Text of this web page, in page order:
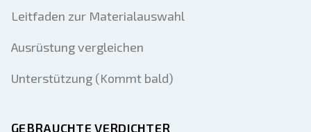
Leitfaden zur Materialauswahl
Ausrüstung vergleichen
Unterstützung (Kommt bald)
GEBRAUCHTE VERDICHTER